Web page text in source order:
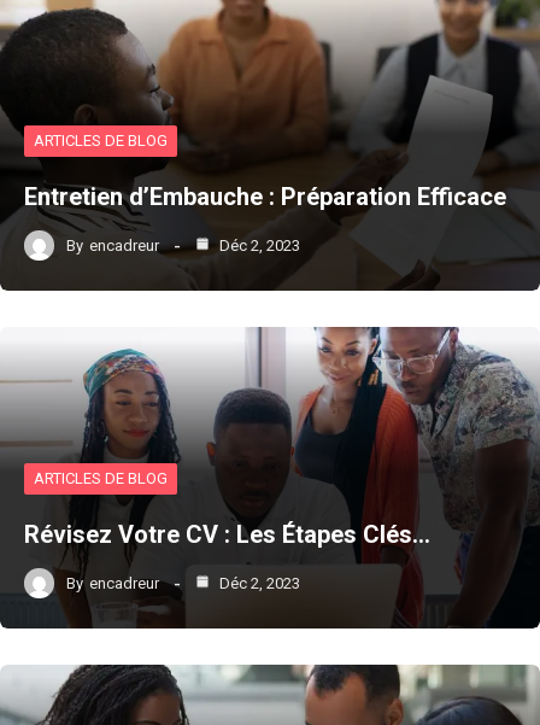
ARTICLES DE BLOG
Entretien d’Embauche : Préparation Efficace
By encadreur Déc 2, 2023
ARTICLES DE BLOG
Révisez Votre CV : Les Étapes Clés…
By encadreur Déc 2, 2023